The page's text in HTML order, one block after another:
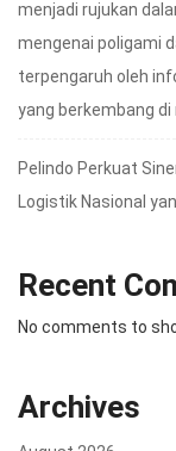
menjadi rujukan
mengenai poligami
terpengaruh oleh
yang berkembang di
Pelindo Perkuat
Logistik Nasional
Recent
No comments to
Archives